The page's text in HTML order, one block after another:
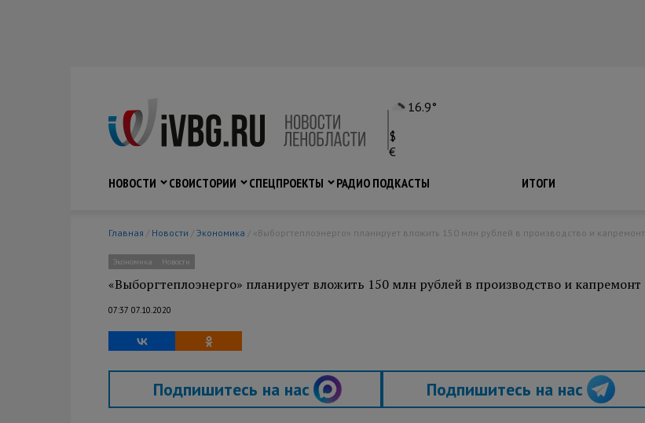
16.9°
$
€
НОВОСТИ
СВОИСТОРИИ СПЕЦПРОЕКТЫ РАДИО ПОДКАСТЫ ИТОГИ
Главная / Новости / Экономика / «Выборгтеплоэнерго» планирует вложить 150 млн рублей в производство и капремонт
Экономика Новости
«Выборгтеплоэнерго» планирует вложить 150 млн рублей в производство и капремонт
07:37 07.10.2020
Подпишитесь на нас Подпишитесь на нас